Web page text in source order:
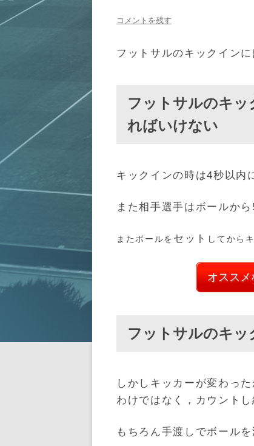
コメントを残す
フットサルのキックインに
フットサルのキッ
ればいけない
キックインの時は4秒以内
また相手選手はボールか
またボールを セット してから
オスス
フットサルのキッ
しかしキッカーが変わっ
わけではなく，カウントし
もちろん手渡しでボール